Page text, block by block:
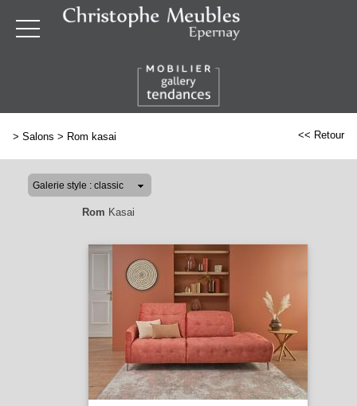
> Salons > Rom kasai << Retour
Rom Kasai